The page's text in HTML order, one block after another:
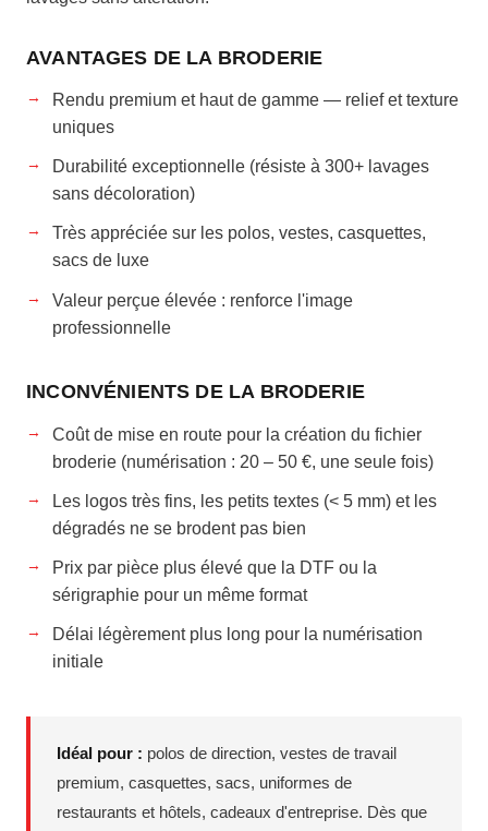
AVANTAGES DE LA BRODERIE
Rendu premium et haut de gamme — relief et texture
uniques
Durabilité exceptionnelle (résiste à 300+ lavages
sans décoloration)
Très appréciée sur les polos, vestes, casquettes,
sacs de luxe
Valeur perçue élevée : renforce l'image
professionnelle
INCONVÉNIENTS DE LA BRODERIE
Coût de mise en route pour la création du fichier
broderie (numérisation : 20 – 50 €, une seule fois)
Les logos très fins, les petits textes (< 5 mm) et les
dégradés ne se brodent pas bien
Prix par pièce plus élevé que la DTF ou la
sérigraphie pour un même format
Délai légèrement plus long pour la numérisation
initiale
Idéal pour : polos de direction, vestes de travail
premium, casquettes, sacs, uniformes de
restaurants et hôtels, cadeaux d'entreprise. Dès que